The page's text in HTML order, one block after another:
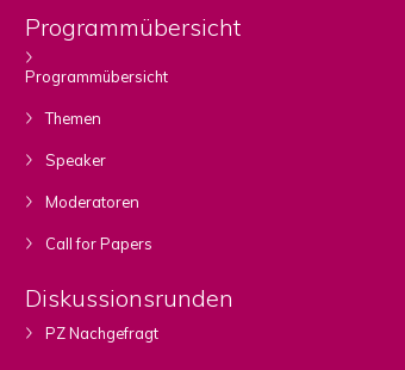
Programmübersicht
Programmübersicht
Themen
Speaker
Moderatoren
Call for Papers
Diskussionsrunden
PZ Nachgefragt